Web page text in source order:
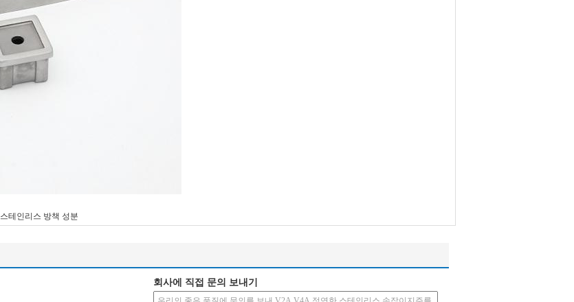
스테인리스 방책 성분
회사에 직접 문의 보내기